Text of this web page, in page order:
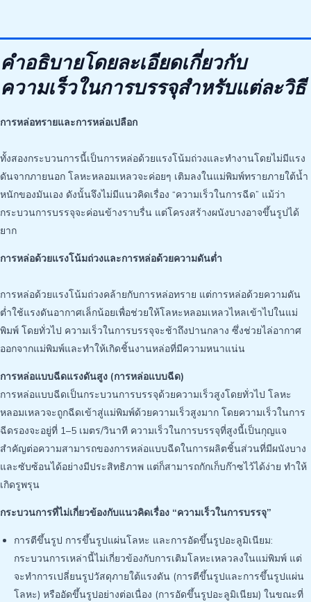
คำอธิบายโดยละเอียดเกี่ยวกับ
ความเร็วในการบรรจุสำหรับแต่ละวิธี
การหล่อทรายและการหล่อเปลือก
ทั้งสองกระบวนการนี้เป็นการหล่อด้วยแรงโน้มถ่วงและทำงานโดยไม่มีแรง
ดันจากภายนอก โลหะหลอมเหลวจะค่อยๆ เติมลงในแม่พิมพ์ทรายภายใต้น้ำ
หนักของมันเอง ดังนั้นจึงไม่มีแนวคิดเรื่อง “ความเร็วในการฉีด” แม้ว่า
กระบวนการบรรจุจะค่อนข้างราบรื่น แต่โครงสร้างผนังบางอาจขึ้นรูปได้
ยาก
การหล่อด้วยแรงโน้มถ่วงและการหล่อด้วยความดันต่ำ
การหล่อด้วยแรงโน้มถ่วงคล้ายกับการหล่อทราย แต่การหล่อด้วยความดัน
ต่ำใช้แรงดันอากาศเล็กน้อยเพื่อช่วยให้โลหะหลอมเหลวไหลเข้าไปในแม่
พิมพ์ โดยทั่วไป ความเร็วในการบรรจุจะช้าถึงปานกลาง ซึ่งช่วยไล่อากาศ
ออกจากแม่พิมพ์และทำให้เกิดชิ้นงานหล่อที่มีความหนาแน่น
การหล่อแบบฉีดแรงดันสูง (การหล่อแบบฉีด)
การหล่อแบบฉีดเป็นกระบวนการบรรจุด้วยความเร็วสูงโดยทั่วไป โลหะ
หลอมเหลวจะถูกฉีดเข้าสู่แม่พิมพ์ด้วยความเร็วสูงมาก โดยความเร็วในการ
ฉีดรองจะอยู่ที่ 1–5 เมตร/วินาที ความเร็วในการบรรจุที่สูงนี้เป็นกุญแจ
สำคัญต่อความสามารถของการหล่อแบบฉีดในการผลิตชิ้นส่วนที่มีผนังบาง
และซับซ้อนได้อย่างมีประสิทธิภาพ แต่ก็สามารถกักเก็บก๊าซไว้ได้ง่าย ทำให้
เกิดรูพรุน
กระบวนการที่ไม่เกี่ยวข้องกับแนวคิดเรื่อง “ความเร็วในการบรรจุ”
การตีขึ้นรูป การขึ้นรูปแผ่นโลหะ และการอัดขึ้นรูปอะลูมิเนียม:
กระบวนการเหล่านี้ไม่เกี่ยวข้องกับการเติมโลหะเหลวลงในแม่พิมพ์ แต่
จะทำการเปลี่ยนรูปวัสดุภายใต้แรงดัน (การตีขึ้นรูปและการขึ้นรูปแผ่น
โลหะ) หรืออัดขึ้นรูปอย่างต่อเนื่อง (การอัดขึ้นรูปอะลูมิเนียม) ในขณะที่